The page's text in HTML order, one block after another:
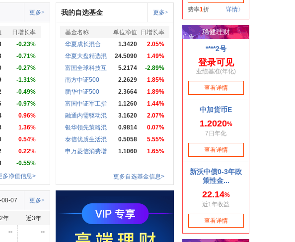
更多>
日增长率
-0.23%
-0.71%
-0.27%
-1.31%
-0.49%
-0.97%
0.96%
1.36%
0.54%
0.22%
-0.55%
多净值信息>
我的自选基金 更多>
基金名称 单位净值
日增长率
华夏成长混合
1.3420
2.05%
华夏大盘精选混
24.5090
1.49%
富国全球科技互
5.2174
-2.89%
南方中证500
2.2629
1.85%
鹏华中证500
2.3664
1.89%
富国中证军工指
1.1260
1.44%
融通内需驱动混
3.1620
2.07%
银华领先策略混
0.9814
0.07%
泰信优质生活混
0.5058
5.55%
申万菱信消费增
1.1060 1.65%
更多自选基金信息>
更多>
07
年
近3年
--
--